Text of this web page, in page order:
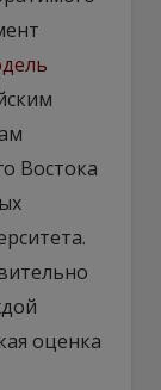
Востока
оценка